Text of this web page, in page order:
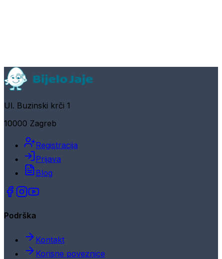
Ul. Buzinski krči 1
10000 Zagreb
Registracija
Prijava
Blog
Podrška
Kontakt
Korisne poveznice